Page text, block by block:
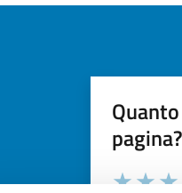
pagina?
Valuta la